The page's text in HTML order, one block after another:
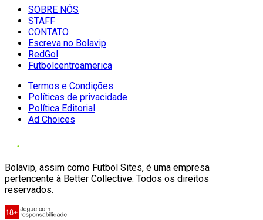
SOBRE NÓS
STAFF
CONTATO
Escreva no Bolavip
RedGol
Futbolcentroamerica
Termos e Condições
Políticas de privacidade
Política Editorial
Ad Choices
Bolavip, assim como Futbol Sites, é uma empresa
pertencente à Better Collective. Todos os direitos
reservados.